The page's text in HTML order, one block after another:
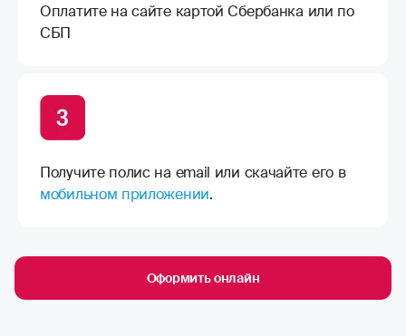
Оплатите на сайте картой Сбербанка или по
СБП
Получите полис на email или скачайте его в
мобильном приложении.
Оформить онлайн